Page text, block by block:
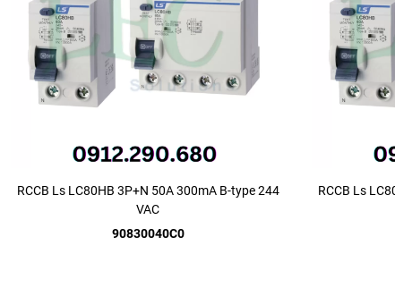
RCCB Ls LC80HB 3P+N 50A 300mA B-type 244
VAC
90830040C0
RCCB Ls